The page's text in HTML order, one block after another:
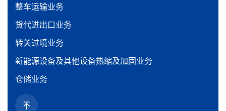
整车运输业务
货代进出口业务
转关过境业务
新能源设备及其他设备热缩及加固业务
仓储业务